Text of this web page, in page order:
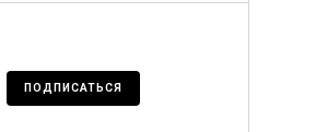
ПОДПИСАТЬСЯ